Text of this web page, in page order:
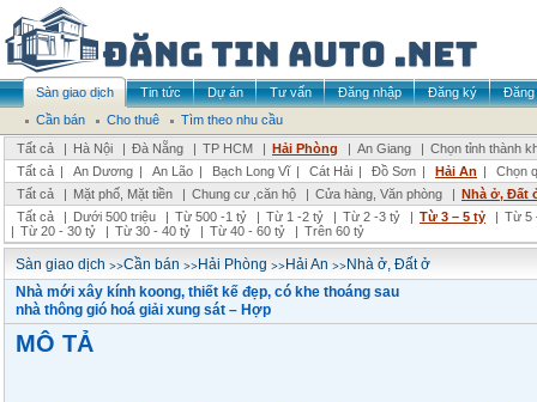
Sàn giao dịch Tin tức Dự án Tư vấn Đăng nhập Đăng ký
Đăng
Cần bán
Cho thuê
Tìm theo nhu cầu
Tất cả
| Hà Nội | Đà Nẵng | TP HCM | Hải Phòng | An Giang | Chọn tỉnh thành
Tất cả | An Dương | An Lão | Bạch Long Vĩ | Cát Hải | Đồ Sơn | Hải An |
Chọn
Tất cả
| Mặt phố, Mặt tiền | Chung cư ,căn hộ | Cửa hàng, Văn phòng | Nhà ở, Đất
Tất cả
| Dưới 500 triệu | Từ 500 -1 tỷ | Từ 1 -2 tỷ | Từ 2 -3 tỷ | Từ 3 – 5 tỷ | Từ 5
| Từ 20 - 30 tỷ | Từ 30 - 40 tỷ | Từ 40 - 60 tỷ | Trên 60 tỷ
Sàn giao dịch >>Cần bán >>Hải Phòng >>Hải An >>Nhà ở, Đất ở
Nhà mới xây kính koong, thiết kế đẹp, có khe thoáng sau
nhà thông gió hoá giải xung sát – Hợp
MÔ TẢ